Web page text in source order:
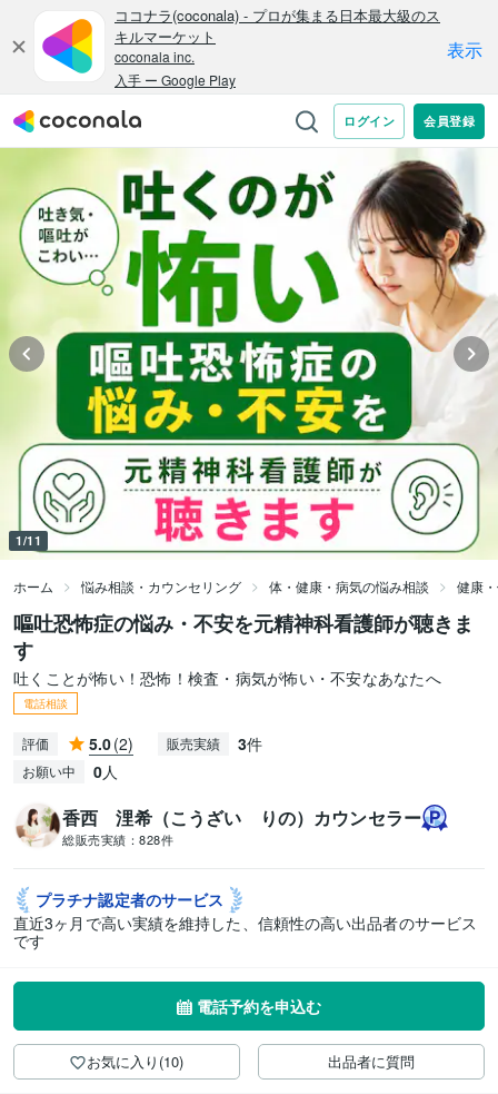
1/11
ホーム 悩み相談・カウンセリング 体・健康・病気の悩み相談 健康
嘔吐恐怖症の悩み・不安を元精神科看護師が聴きま
す
吐くことが怖い！恐怖！検査・病気が怖い・不安なあなたへ
電話相談
評価 5.0(2) 販売実績 3件
お願い中 0人
香西 浬希（こうざい りの）カウンセラー
総販売実績： 828件
プラチナ認定者のサービス
直近3ヶ月で高い実績を維持した、信頼性の高い出品者のサービス
です
電話予約を申込む
お気に入り(10) 出品者に質問